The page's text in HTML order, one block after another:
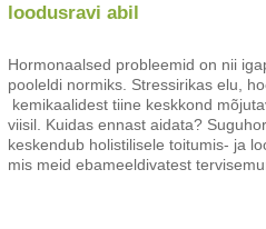
loodusravi abil
Hormonaalsed probleemid on nii
pooleldi normiks. Stressirikas elu,
kemikaalidest tiine keskkond
viisil. Kuidas ennast aidata?
keskendub holistilisele toitumis- ja
mis meid ebameeldivatest